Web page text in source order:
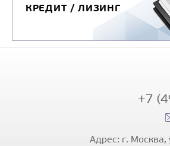
КРЕДИТ / ЛИЗИНГ
+7
Адрес: г. Москва,